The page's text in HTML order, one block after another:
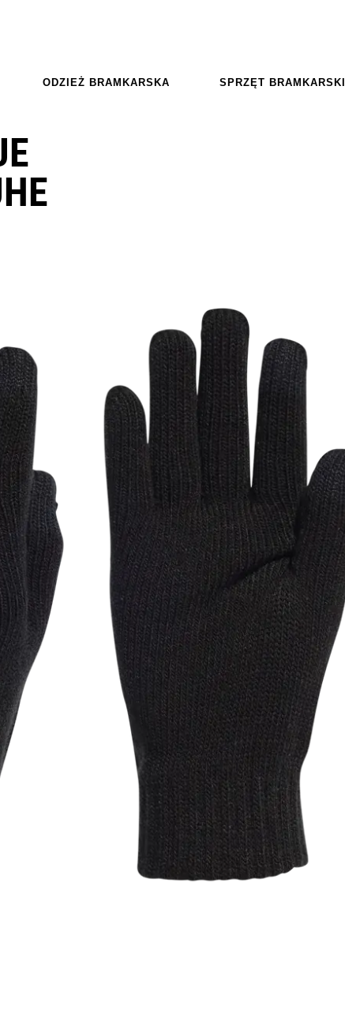
ODZIEŻ BRAMKARSKA SPRZĘT BRAMKARSKI